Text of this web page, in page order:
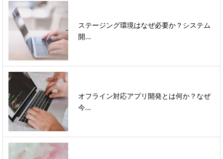
ステージング環境はなぜ必要か？システム
開...
オフライン対応アプリ開発とは何か？なぜ
今...